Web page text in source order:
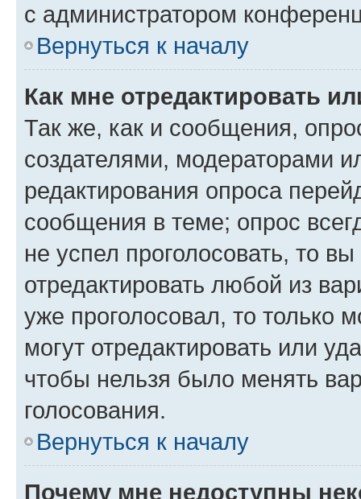
с администратором
Вернуться к началу
Как мне отредактировать
Так же, как и сообщения,
создателями, модераторами
редактирования опроса
сообщения в теме; опрос
не успел проголосовать, то
отредактировать любой из
уже проголосовал, то только
могут отредактировать или
чтобы нельзя было менять
голосования.
Вернуться к началу
Почему мне недоступны